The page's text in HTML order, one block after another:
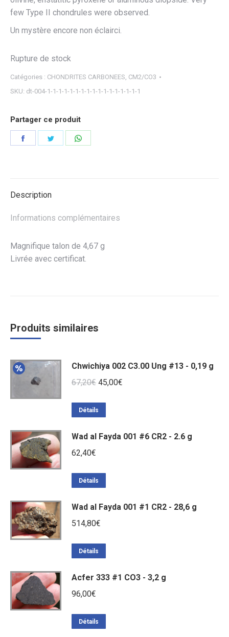
few Type II chondrules were observed.
Un mystère encore non éclairci.
Rupture de stock
Catégories : CHONDRITES CARBONEES, CM2/CO3
SKU: dt-004-1-1-1-1-1-1-1-1-1-1-1-1-1-1-1-1-1
Partager ce produit
Partager Partager
Description
Informations complémentaires
Magnifique talon de 4,67 g
Livrée avec certificat.
Produits similaires
Chwichiya 002 C3.00 Ung #13 - 0,19 g
67,20€ Le
initial
67,20€.
45,00€
45,00€.
Détails
Wad al Fayda 001 #6 CR2 - 2.6 g
62,40€
Détails
Wad al Fayda 001 #1 CR2 - 28,6 g
514,80€
Détails
Acfer 333 #1 CO3 - 3,2 g
96,00€
Détails